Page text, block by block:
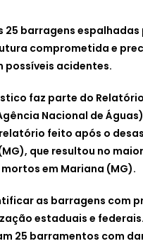
25 barragens
comprometida e
possíveis acidentes.
faz parte do
Nacional de
feito após o
que resultou no
mortos em Mariana (MG).
as barragens com
estaduais e
25 barramentos com